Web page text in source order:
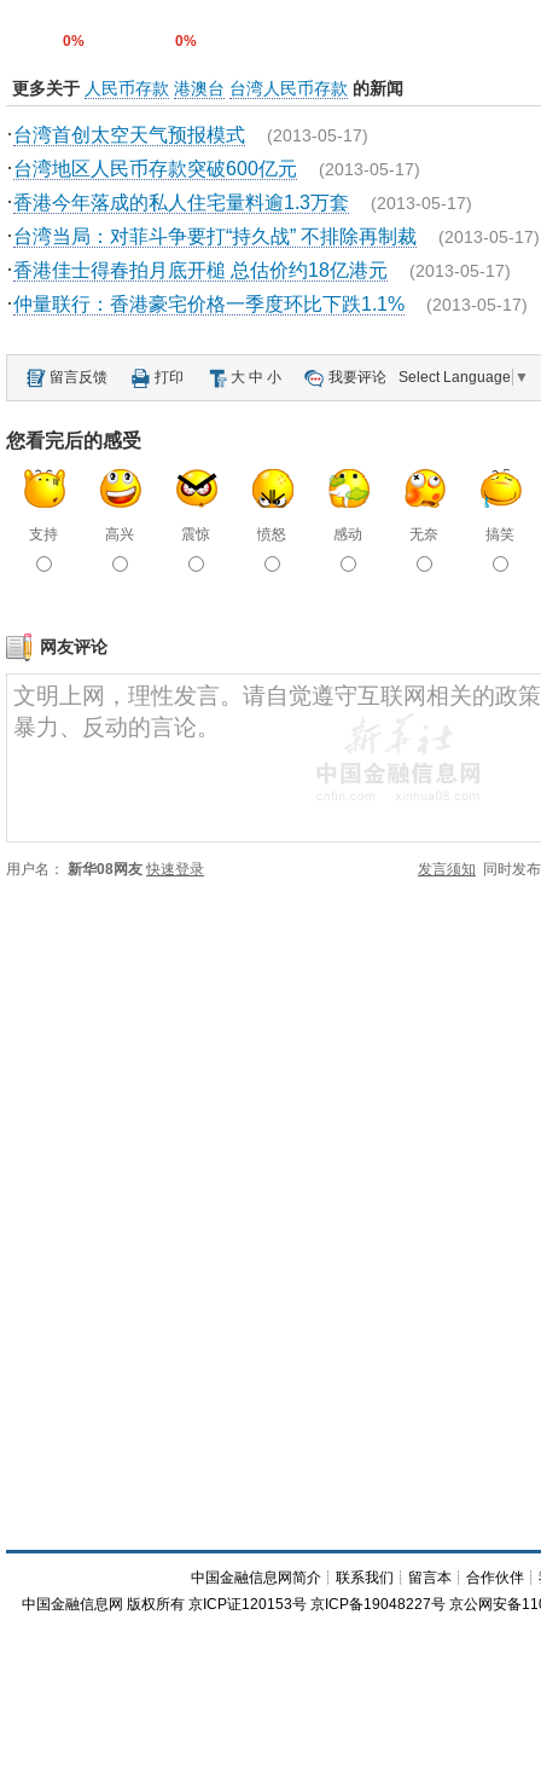
0% 0%
更多关于 人民币存款 港澳台 台湾人民币存款 的新闻
·台湾首创太空天气预报模式 (2013-05-17)
·台湾地区人民币存款突破600亿元 (2013-05-17)
·香港今年落成的私人住宅量料逾1.3万套 (2013-05-17)
·台湾当局：对菲斗争要打“持久战” 不排除再制裁 (2013-05-17)
·香港佳士得春拍月底开槌 总估价约18亿港元 (2013-05-17)
·仲量联行：香港豪宅价格一季度环比下跌1.1% (2013-05-17)
留言反馈 打印 大 中 小 我要评论 Select Language ▼
您看完后的感受
支持 高兴 震惊 愤怒 感动 无奈 搞笑
网友评论
用户名： 新华08网友 快速登录 发言须知 同时发
中国金融信息网简介 ┊联系我们 ┊ 留言本 ┊合作伙伴 ┊
中国金融信息网 版权所有 京ICP证120153号 京ICP备19048227号 京公网安备